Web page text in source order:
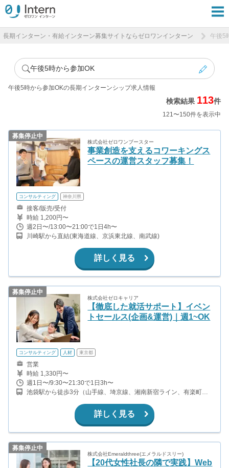
長期インターン・有給インターン募集サイトならゼロワンインターン 午後5
午後5時から参加OK
午後5時から参加OKの長期インターンシップ求人情報
検索結果 113件
121〜150件を表示中
募集停止中
株式会社ゼロワンブースター
事業創造を支えるコワーキングス
ペースの運営スタッフ募集！
コンサルティング 神奈川県
接客/販売/受付
時給 1,200円〜
週2日〜/13:00〜21:00で1日4h〜
川崎駅から直結(東海道線、京浜東北線、南武線)
詳しく見る
募集停止中
株式会社ゼロキャリア
【徹底した就活サポート】イベン
トセールス(企画&運営)｜週1~OK
コンサルティング 人材 東京都
営業
時給 1,330円〜
週1日〜/9:30〜21:30で1日3h〜
池袋駅から徒歩3分（山手線、埼京線、湘南新宿ライン、有楽町
詳しく見る
募集停止中
株式会社Emeraldthree(エメラルドスリー)
【20代女性社長の隣で実践】Web